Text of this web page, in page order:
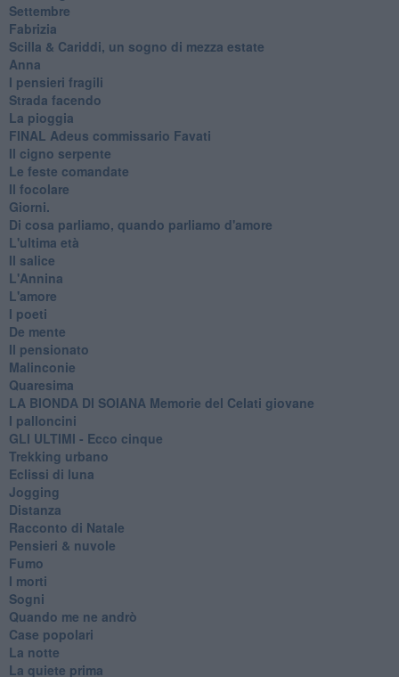
Settembre
Fabrizia
​Scilla & Cariddi, un sogno di mezza estate
Anna
I pensieri fragili
Strada facendo
La pioggia
FINAL Adeus commissario Favati
Il cigno serpente
Le feste comandate
Il focolare
Giorni.
Di cosa parliamo, quando parliamo d'amore
L'ultima età
Il salice
L'Annina
L'amore
I poeti
De mente
Il pensionato
Malinconie
Quaresima
LA BIONDA DI SOIANA Memorie del Celati giovane
I palloncini
GLI ULTIMI - Ecco cinque
Trekking urbano
Eclissi di luna
Jogging
Distanza
Racconto di Natale
Pensieri & nuvole
Fumo
I morti
Sogni
Quando me ne andrò
Case popolari
La notte
La quiete prima